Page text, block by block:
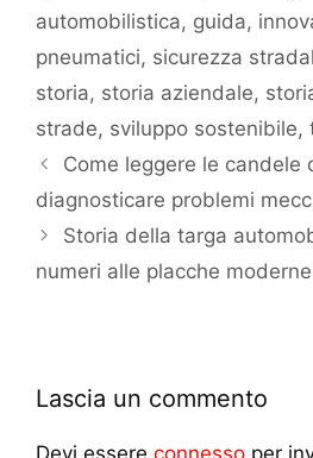
automobilistica, guida,
pneumatici, sicurezza
storia, storia aziendale,
strade, sviluppo sostenibile,
Come leggere le candele
diagnosticare problemi
Storia della targa
numeri alle placche moderne
Lascia un commento